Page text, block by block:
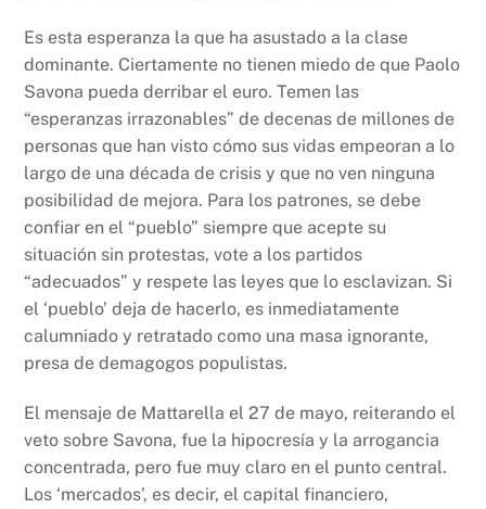
Es esta esperanza la que ha asustado a la clase
dominante. Ciertamente no tienen miedo de que Paolo
Savona pueda derribar el euro. Temen las
“esperanzas irrazonables” de decenas de millones de
personas que han visto cómo sus vidas empeoran a lo
largo de una década de crisis y que no ven ninguna
posibilidad de mejora. Para los patrones, se debe
confiar en el “pueblo” siempre que acepte su
situación sin protestas, vote a los partidos
“adecuados” y respete las leyes que lo esclavizan. Si
el ‘pueblo’ deja de hacerlo, es inmediatamente
calumniado y retratado como una masa ignorante,
presa de demagogos populistas.
El mensaje de Mattarella el 27 de mayo, reiterando el
veto sobre Savona, fue la hipocresía y la arrogancia
concentrada, pero fue muy claro en el punto central.
Los ‘mercados’, es decir, el capital financiero,